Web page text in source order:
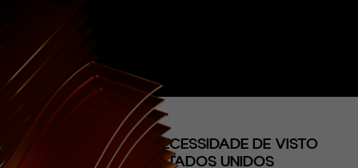
(CONTEÚDO)
BRASIL ELIMINA NECESSIDADE DE VISTO
PARA OS ESTADOS UNIDOS